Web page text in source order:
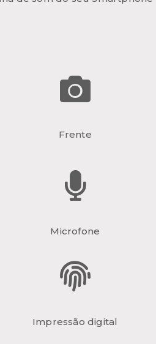
Frente
Microfone
Impressão digital